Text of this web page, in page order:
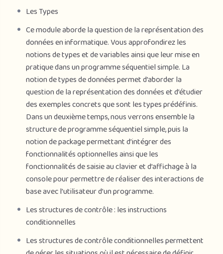
Les Types
Ce module aborde la question de la représentation des
données en informatique. Vous approfondirez les
notions de types et de variables ainsi que leur mise en
pratique dans un programme séquentiel simple. La
notion de types de données permet d’aborder la
question de la représentation des données et d’étudier
des exemples concrets que sont les types prédéfinis.
Dans un deuxième temps, nous verrons ensemble la
structure de programme séquentiel simple, puis la
notion de package permettant d’intégrer des
fonctionnalités optionnelles ainsi que les
fonctionnalités de saisie au clavier et d’affichage à la
console pour permettre de réaliser des interactions de
base avec l’utilisateur d’un programme.
Les structures de contrôle : les instructions
conditionnelles
Les structures de contrôle conditionnelles permettent